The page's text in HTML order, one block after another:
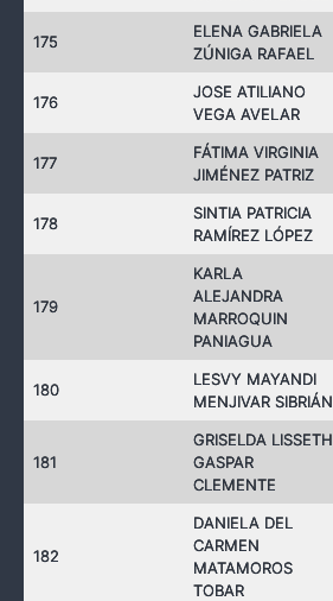
175
ELENA GABRIELA
ZÚNIGA RAFAEL
176
JOSE ATILIANO
VEGA AVELAR
177
FÁTIMA VIRGINIA
JIMÉNEZ PATRIZ
178
SINTIA PATRICIA
RAMÍREZ LÓPEZ
179
KARLA
ALEJANDRA
MARROQUIN
PANIAGUA
180
LESVY MAYANDI
MENJIVAR SIBRIÁN
181
GRISELDA LISSETH
GASPAR
CLEMENTE
182
DANIELA DEL
CARMEN
MATAMOROS
TOBAR